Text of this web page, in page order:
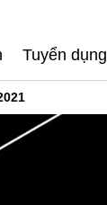
Tuyển dụng